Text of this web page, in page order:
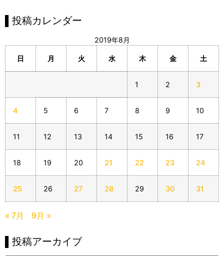
▌投稿カレンダー
2019年8月
日 月 火 水 木 金 土
1 2 3
4 5 6 7 8 9 10
11 12 13 14 15 16 17
18 19 20 21 22 23 24
25 26 27 28 29 30 31
« 7月 9月 »
▌投稿アーカイブ